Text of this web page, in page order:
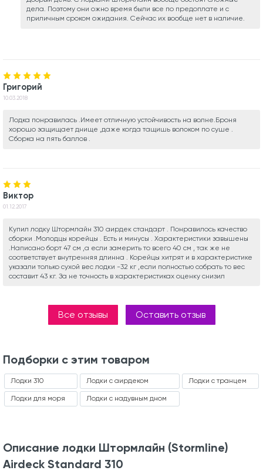
дела. Поэтому они ожно время были все по предоплате и с
приличным сроком ожидания. Сейчас их вообще нет в наличие.
Григорий
10.03.2018
Лодка понравилась .Имеет отличную устойчивость на волне.Броня
хорошо защищает днище ,даже когда тащишь волоком по суше .
Сборка на пять баллов .
Виктор
01.12.2017
Купил лодку Штормлайн 310 аирдек стандарт . Понравилось качество
сборки .Молодцы корейцы . Есть и минусы . Характеристики завышены
.Написано борт 47 см ,а если замерить то всего 40 см , так же не
соответствует внутренняя длинна . Корейцы хитрят и в характеристике
указали только сухой вес лодки -32 кг ,если полностью собрать то вес
составит 43 кг. За не точность в характеристиках оценку снизил
Все отзывы Оставить отзыв
Подборки с этим товаром
Лодки 310
Лодки для моря
Лодки с аирдеком
Лодки с надувным дном
Лодки с транцем
Описание лодки Штормлайн (Stormline)
Airdeck Standard 310